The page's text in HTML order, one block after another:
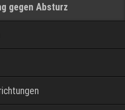
gegen Absturz